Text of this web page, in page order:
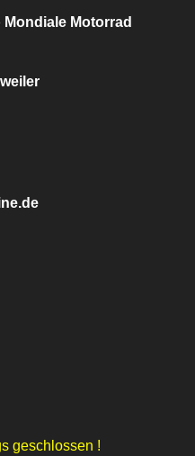
Motorrad
geschlossen !